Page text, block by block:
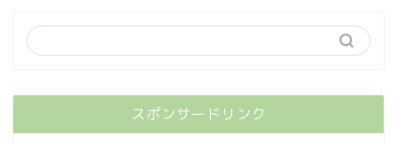
スポンサードリンク